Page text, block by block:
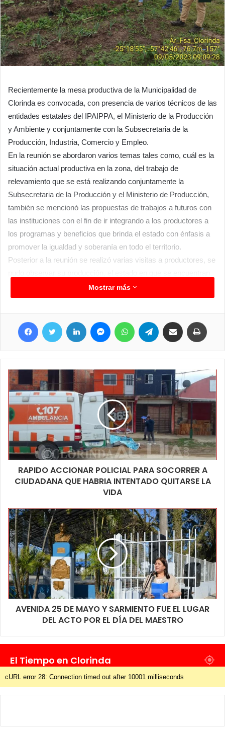
Recientemente la mesa productiva de la Municipalidad de
Clorinda es convocada, con presencia de varios técnicos de las
entidades estatales del IPAIPPA, el Ministerio de la Producción
y Ambiente y conjuntamente con la Subsecretaria de la
Producción, Industria, Comercio y Empleo.
En la reunión se abordaron varios temas tales como, cuál es la
situación actual productiva en la zona, del trabajo de
relevamiento que se está realizando conjuntamente la
Subsecretaria de la Producción y el Ministerio de Producción,
también se mencionó las propuestas de trabajos a futuros con
las instituciones con el fin de ir integrando a los productores a
los programas y beneficios que brinda el estado con énfasis a
promover la igualdad y soberanía en todo el territorio.
Posterior a la reunión se realizó varias visitas a productores, se
con recomendaciones de partes de los técnicos, evaluando
posibles asistencias ya sea con elementos e insumos que
actualmente brindan estas instituciones. También se entregaron
puntualmente a productores Bio-insumos de fungicidas que se
está promoviendo la elaboración y ensayos nivel provincial en
la planta Bio-Form. Este es un producto orgánico que combate
tiene otros beneficios que es mejorar la calidad de los cultivos.
Mostrar más
Facebook Twitter LinkedIn MessengerWhatsApp Telegram Compartir por correo electrónico
RAPIDO ACCIONAR POLICIAL PARA SOCORRER A
CIUDADANA QUE HABRIA INTENTADO QUITARSE LA
VIDA
AVENIDA 25 DE MAYO Y SARMIENTO FUE EL LUGAR
DEL ACTO POR EL DÍA DEL MAESTRO
El Tiempo en Clorinda
cURL error 28: Connection timed out after 10001 milliseconds